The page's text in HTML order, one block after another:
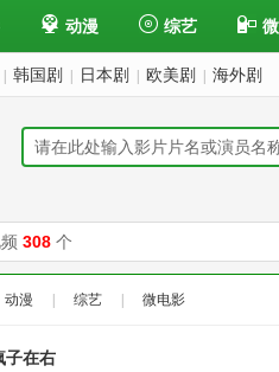
动漫 综艺
韩国剧 日本剧 欧美剧 海外剧
308 个
动漫 综艺 微电影
子在右